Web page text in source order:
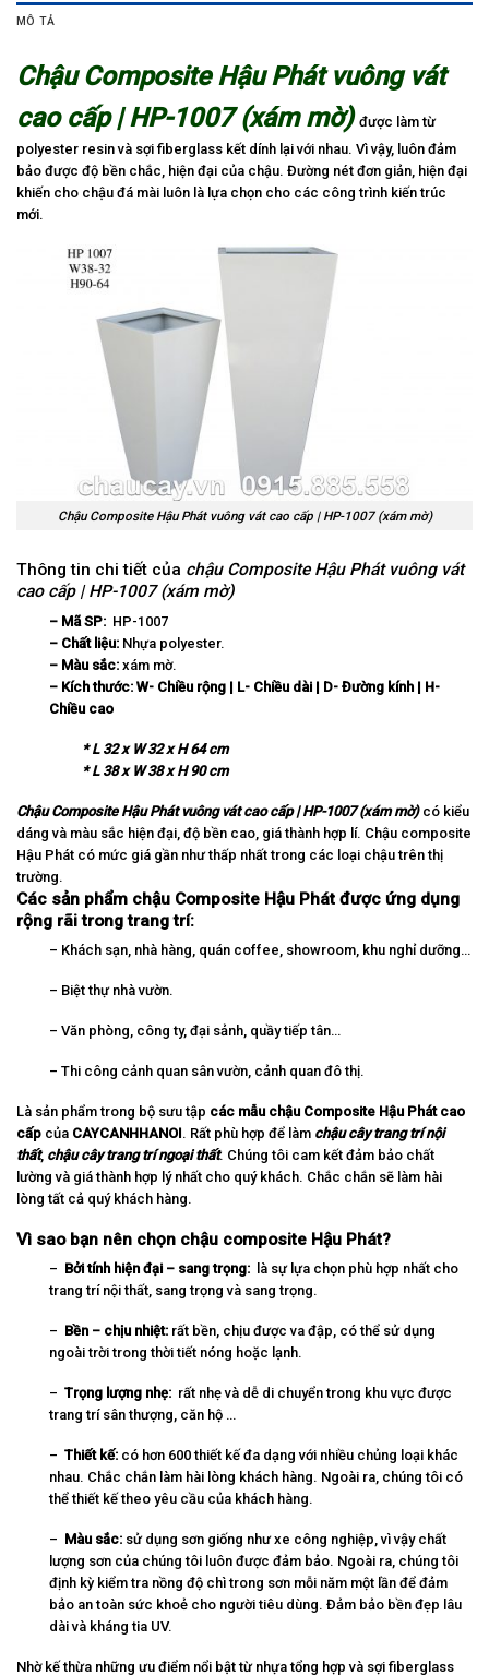
MÔ TẢ
Chậu Composite Hậu Phát vuông vát
cao cấp | HP-1007 (xám mờ) được làm từ
polyester resin và sợi fiberglass kết dính lại với nhau. Vì vậy, luôn đảm
bảo được độ bền chắc, hiện đại của chậu. Đường nét đơn giản, hiện đại
khiến cho chậu đá mài luôn là lựa chọn cho các công trình kiến trúc
mới.
Chậu Composite Hậu Phát vuông vát cao cấp | HP-1007 (xám mờ)
Thông tin chi tiết của chậu Composite Hậu Phát vuông vát
cao cấp | HP-1007 (xám mờ)
– Mã SP: HP-1007
– Chất liệu: Nhựa polyester.
– Màu sắc: xám mờ.
– Kích thước: W- Chiều rộng | L- Chiều d ài | D- Đường kính | H-
Chiều cao
* L 32 x W 32 x H 64 cm
* L 38 x W 38 x H 90 cm
Chậu Composite Hậu Phát vuông vát cao cấp | HP-1007 (xám mờ)có kiểu
dáng và màu sắc hiện đại, độ bền cao, giá thành hợp lí. Chậu composite
Hậu Phát có mức giá gần như thấp nhất trong các loại chậu trên thị
trường.
Các sản phẩm chậu Composite Hậu Phát được ứng dụng
rộng rãi trong trang trí:
– Khách sạn, nhà hàng, quán coffee, showroom, khu nghỉ dưỡng…
– Biệt thự nhà vườn.
– Văn phòng, công ty, đại sảnh, quầy tiếp tân…
– Thi công cảnh quan sân vườn, cảnh quan đô thị.
Là sản phẩm trong bộ sưu tập các mẫu chậu Composite Hậu Phát cao
cấp của CAYCANHHANOI. Rất phù hợp để làm chậu cây trang trí nội
thất, chậu cây trang trí ngoại thất. Chúng tôi cam kết đảm bảo chất
lường và giá thành hợp lý nhất cho quý khách. Chắc chắn sẽ làm hài
lòng tất cả quý khách hàng.
Vì sao bạn nên chọn chậu composite Hậu Phát?
– Bởi tính hiện đại – sang trọng: là sự lựa chọn phù hợp nhất cho
trang trí nội thất, sang trọng và sang trọng.
– Bền – chịu nhiệt: rất bền, chịu được va đập, có thể sử dụng
ngoài trời trong thời tiết nóng hoặc lạnh.
– Trọng lượng nhẹ: rất nhẹ và dễ di chuyển trong khu vực được
trang trí sân thượng, căn hộ …
– Thiết kế: có hơn 600 thiết kế đa dạng với nhiều chủng loại khác
nhau. Chắc chắn làm hài lòng khách hàng. Ngoài ra, chúng tôi có
thể thiết kế theo yêu cầu của khách hàng.
– Màu sắc: sử dụng sơn giống như xe công nghiệp, vì vậy chất
lượng sơn của chúng tôi luôn được đảm bảo. Ngoài ra, chúng tôi
định kỳ kiểm tra nồng độ chì trong sơn mỗi năm một lần để đảm
bảo an toàn sức khoẻ cho người tiêu dùng. Đảm bảo bền đẹp lâu
dài và kháng tia UV.
Nhờ kế thừa những ưu điểm nổi bật từ nhựa tổng hợp và sợi fiberglass